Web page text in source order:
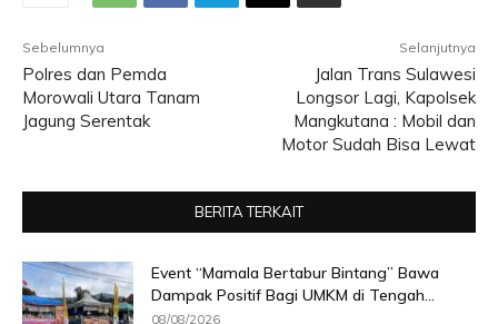
Sebelumnya
Polres dan Pemda
Morowali Utara Tanam
Jagung Serentak
Selanjutnya
Jalan Trans Sulawesi
Longsor Lagi, Kapolsek
Mangkutana : Mobil dan
Motor Sudah Bisa Lewat
BERITA TERKAIT
Event “Mamala Bertabur Bintang” Bawa
Dampak Positif Bagi UMKM di Tengah...
08/08/2026